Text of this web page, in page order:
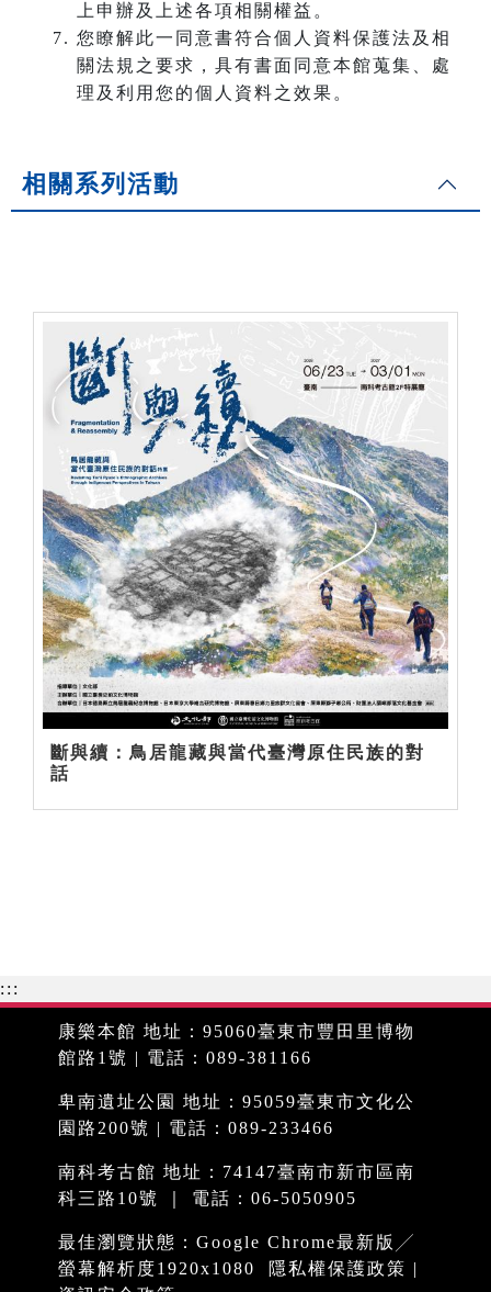
上申辦及上述各項相關權益。
您瞭解此一同意書符合個人資料保護法及相
關法規之要求，具有書面同意本館蒐集、處
理及利用您的個人資料之效果。
相關系列活動
斷與續：鳥居龍藏與當代臺灣原住民族的對
話
:::
康樂本館 地址：95060臺東市豐田里博物
館路1號 | 電話：089-381166
卑南遺址公園 地址：95059臺東市文化公
園路200號 | 電話：089-233466
南科考古館 地址：74147臺南市新市區南
科三路10號 ｜ 電話：06-5050905
最佳瀏覽狀態：Google Chrome最新版╱
螢幕解析度1920x1080
隱私權保護政策 |